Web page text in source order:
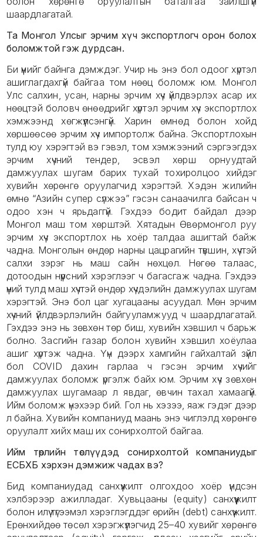
шаардлагатай.
Та Монгол Улсыг эрчим хүч экспортлогч орон болох
боломжтой гэж дурдсан.
Би үүнийг байнга дэмждэг. Учир нь энэ бол одоог хүртэл
ашиглагдахгүй байгаа том нөөц боломж юм. Монгол
Улс салхин, усан, нарны эрчим хүч үйлдвэрлэх асар их
нөөцтэй боловч өнөөдрийг хүртэл эрчим хүч экспортлох
хэмжээнд хөгжүүлсэнгүй. Харин өмнөд болон хойд
хөршөөсөө эрчим хүч импортолж байна. Экспортлохын
тулд юу хэрэгтэй вэ гэвэл, том хэмжээний сэргээгдэх
эрчим хүчний тендер, эсвэл хөрш орнуудтай
дамжуулах шугам барих тухай тохиролцоо хийдэг
хувийн хөрөнгө оруулагчид хэрэгтэй. Хэдэн жилийн
өмнө “Азийн супер сүлжээ” гэсэн санаачилга байсан ч
одоо хэн ч ярьдаггүй. Гэхдээ бодит байдал дээр
Монгол маш том хөрштэй. Хятадын Өвөрмонгол руу
эрчим хүч экспортлох нь хоёр талдаа ашигтай байж
чадна. Монголын өндөр нарны цацрагийн түвшин, хүчтэй
салхи зэрэг нь маш сайн нөхцөл. Нөгөө талаас,
дотоодын нүүрсний хэрэглээг ч багасгаж чадна. Гэхдээ
үүний тулд маш хүчтэй өндөр хүчдэлийн дамжуулах шугам
хэрэгтэй. Энэ бол цаг хугацааны асуудал. Мөн эрчим
хүчний үйлдвэрлэлийн байгууламжууд ч шаардлагатай.
Гэхдээ энэ нь зөвхөн төр биш, хувийн хэвшил ч барьж
болно. Засгийн газар болон хувийн хэвшил хоёулаа
ашиг хүртэж чадна. Үүн дээрх хамгийн гайхалтай зүйл
бол COVID дахин гарлаа ч гэсэн эрчим хүчийг
дамжуулах боломж үргэлж байх юм. Эрчим хүч зөвхөн
дамжуулах шугамаар л явдаг, өвчин тахал хамаагүй.
Ийм боломж үнэхээр бий. Гол нь хэзээ, яаж гэдэг дээр
л байна. Хувийн компаниуд маань энэ чиглэлд хөрөнгө
оруулалт хийх маш их сонирхолтой байгаа.
Ийм төрлийн төслүүдэд сонирхолтой компаниудыг
ЕСБХБ хэрхэн дэмжиж чадах вэ?
Бид компаниудад санхүүжилт олгохдоо хоёр үндсэн
хэлбэрээр ажилладаг. Хувьцааны (equity) санхүүжилт
болон илүү түгээмэл хэрэглэгддэг өрийн (debt) санхүүжилт.
Ерөнхийдөө төсөл хэрэгжүүлэгчид 25–40 хувийг хөрөнгө